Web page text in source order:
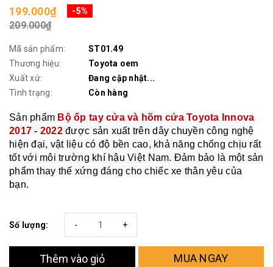
199.000₫ -5%
209.000₫
Mã sản phẩm:
ST01.49
Thương hiệu:
Toyota oem
Xuất xứ:
Đang cập nhật...
Tình trạng:
Còn hàng
Sản phẩm Bộ ốp tay cửa và hõm cửa Toyota Innova
2017 - 2022được sản xuất trên dây chuyền công nghệ
hiện đại, vật liệu có độ bền cao, khả năng chống chịu rất
tốt với môi trường khí hậu Việt Nam. Đảm bảo là một sản
phẩm thay thế xứng đáng cho chiếc xe thân yêu của
bạn.
Số lượng: +
-
Thêm vào giỏ MUA NGAY